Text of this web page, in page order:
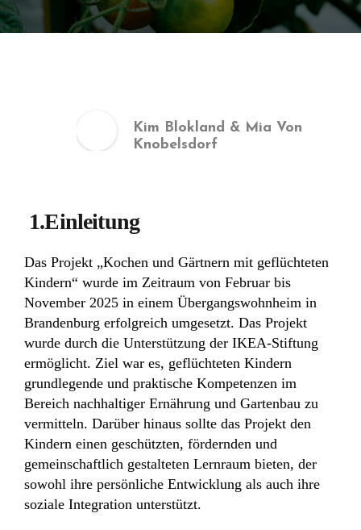
Kim Blokland & Mia Von
Knobelsdorf
1.Einleitung
Das Projekt „Kochen und Gärtnern mit geflüchteten
Kindern“ wurde im Zeitraum von Februar bis
November 2025 in einem Übergangswohnheim in
Brandenburg erfolgreich umgesetzt. Das Projekt
wurde durch die Unterstützung der IKEA-Stiftung
ermöglicht. Ziel war es, geflüchteten Kindern
grundlegende und praktische Kompetenzen im
Bereich nachhaltiger Ernährung und Gartenbau zu
vermitteln. Darüber hinaus sollte das Projekt den
Kindern einen geschützten, fördernden und
gemeinschaftlich gestalteten Lernraum bieten, der
sowohl ihre persönliche Entwicklung als auch ihre
soziale Integration unterstützt.